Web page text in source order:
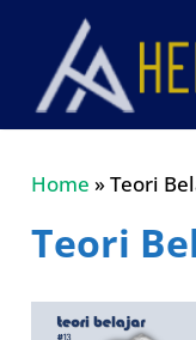
Home »Teori
Teori